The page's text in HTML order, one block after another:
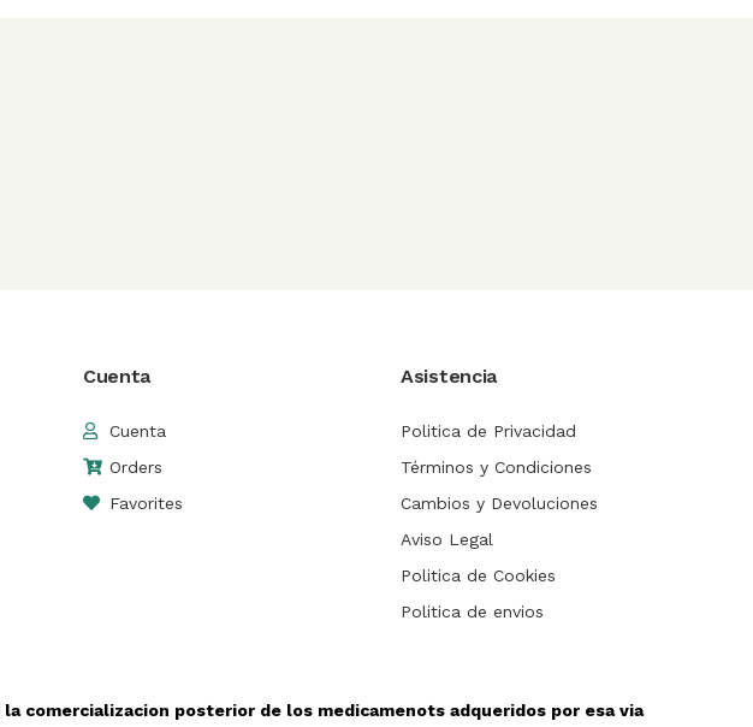
Cuenta
Cuenta
Orders
Favorites
Asistencia
Politica de Privacidad
Términos y Condiciones
Cambios y Devoluciones
Aviso Legal
Politica de Cookies
Politica de envios
comercializacion posterior de los medicamenots adqueridos por esa via